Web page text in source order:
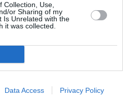
Collection, Use,
or Sharing of my
Is Unrelated with the
it was collected.
Data Access Privacy Policy